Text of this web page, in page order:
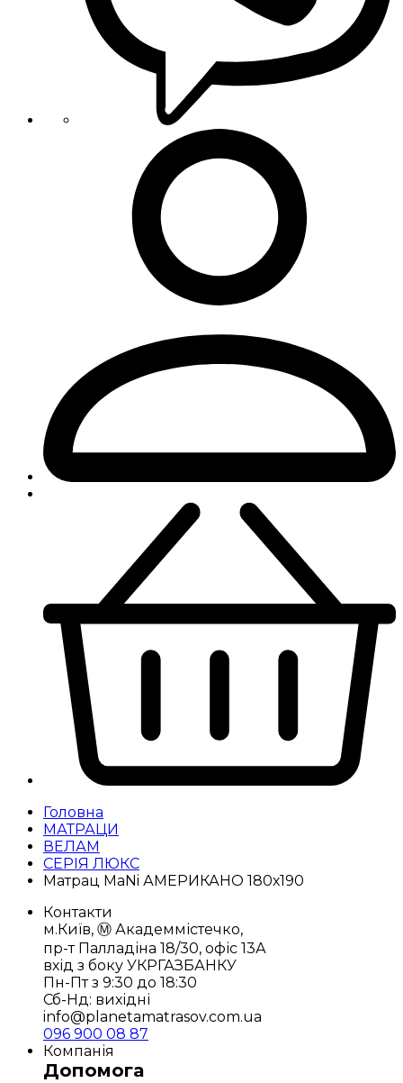
Головна
МАТРАЦИ
ВЕЛАМ
СЕРІЯ ЛЮКС
Матрац MaNi АМЕРИКАНО 180х190
Контакти
м.Київ, Ⓜ️ Академмістечко,
пр-т Палладіна 18/30, офіс 13А
вхід з боку УКРГАЗБАНКУ
Пн-Пт з 9:30 до 18:30
Сб-Нд: вихідні
info@planetamatrasov.com.ua
096 900 08 87
Компанія
Допомога